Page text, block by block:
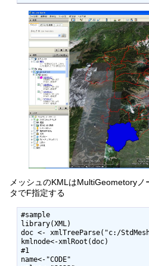
メッシュのKMLはMultiGeometory
タでF指定する
#sample
library(XML)
doc <- xmlTreeParse("c:/
kmlnode<-xmlRoot(doc)
#1
name<-"CODE"